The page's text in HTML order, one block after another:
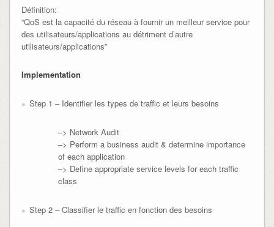
Définition:
“QoS est la capacité du réseau à fournir un meilleur service pour
des utilisateurs/applications au détriment d’autre
utilisateurs/applications”
Implementation
Step 1 – Identifier les types de traffic et leurs besoins
–> Network Audit
–> Perform a business audit & determine importance
of each application
–> Define appropriate service levels for each traffic
class
Step 2 – Classifier le traffic en fonction des besoins